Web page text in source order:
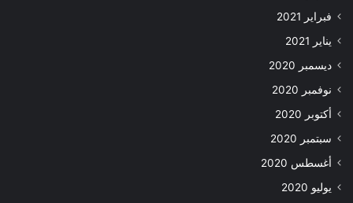
فبراير 2021
يناير 2021
ديسمبر 2020
نوفمبر 2020
أكتوبر 2020
سبتمبر 2020
أغسطس 2020
يوليو 2020